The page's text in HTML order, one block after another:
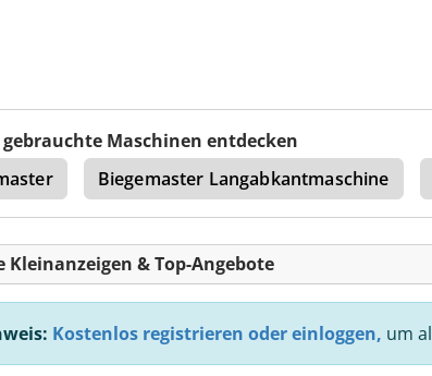
Maschinen entdecken
Biegemaster Langabkantmaschine
Kleinanzeigen & Top-Angebote
Kostenlos registrieren oder einloggen, um